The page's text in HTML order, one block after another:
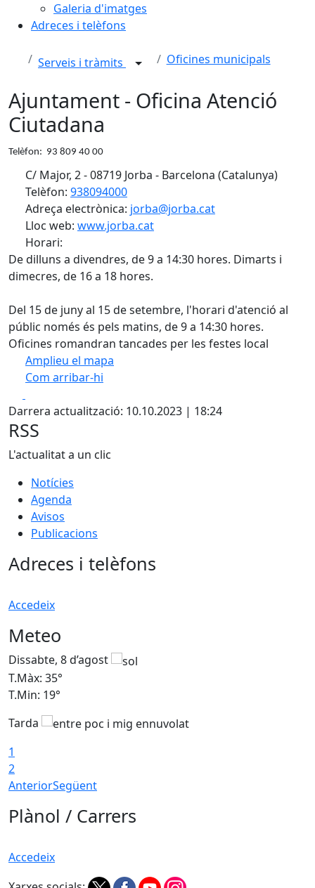
Galeria d'imatges
Adreces i telèfons
Serveis i tràmits Oficines municipals
Ajuntament - Oficina Atenció
Ciutadana
Telèfon: 93 809 40 00
C/ Major, 2 - 08719 Jorba - Barcelona (Catalunya)
Telèfon: 938094000
Adreça electrònica: jorba@jorba.cat
Lloc web: www.jorba.cat
Horari:
De dilluns a divendres, de 9 a 14:30 hores. Dimarts i
dimecres, de 16 a 18 hores.
Del 15 de juny al 15 de setembre, l'horari d'atenció al
públic només és pels matins, de 9 a 14:30 hores.
Oficines romandran tancades per les festes local
Amplieu el mapa
Com arribar-hi
+
−
Darrera actualització: 10.10.2023 | 18:24
RSS
L'actualitat a un clic
Notícies
Agenda
Avisos
Publicacions
Adreces i telèfons
Accedeix
Meteo
Dissabte, 8 d’agost
T.Màx: 35°
T.Min: 19°
Tarda
1
2
AnteriorSegüent
Plànol / Carrers
Accedeix